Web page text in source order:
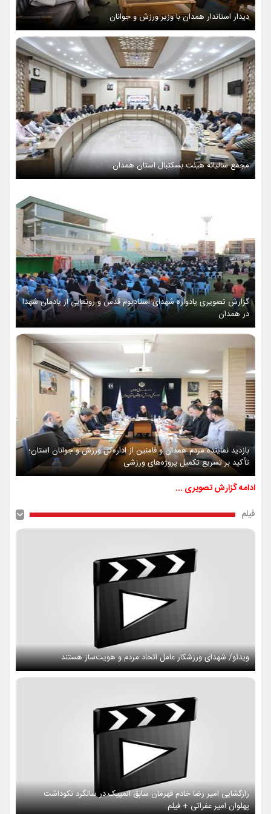
دیدار استاندار همدان با وزیر ورزش و جوانان
مجمع سالیانه هیئت بسکتبال استان همدان
گزارش تصویری یادواره شهدای استادیوم قدس و رونمایی از یادمان شهدا
در همدان
بازدید نماینده مردم همدان و فامنین از اداره‌کل ورزش و جوانان استان؛
تأکید بر تسریع تکمیل پروژه‌های ورزشی
ادامه گزارش تصویری ...
فیلم
ویدئو/ شهدای ورزشکار عامل اتحاد مردم و هویت‌ساز هستند
رازگشایی امیر رضا خادم قهرمان سابق المپیک در سالگرد نکوداشت
پهلوان امیر عفراتی + فیلم